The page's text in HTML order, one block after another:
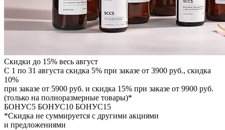
Скидки до 15% весь август
С 1 по 31 августа скидка 5% при заказе от 3900 руб., скидка
10%
при заказе от 5900 руб. и скидка 15% при заказе от 9900 руб.
(только на полноразмерные товары)*
БОНУС5 БОНУС10 БОНУС15
*Скидка не суммируется с другими акциями
и предложениями